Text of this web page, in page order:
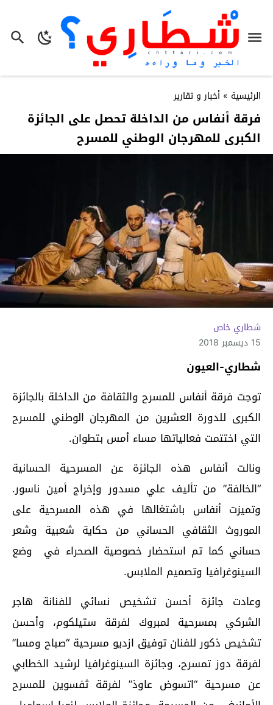
الرئيسية » أخبار و تقارير
فرقة أنفاس من الداخلة تحصل على الجائزة
الكبرى للمهرجان الوطني للمسرح
شطاري خاص
15 ديسمبر 2018
شطاري-العيون
توجت فرقة أنفاس للمسرح والثقافة من الداخلة بالجائزة
الكبرى للدورة العشرين من المهرجان الوطني للمسرح
التي اختتمت فعالياتها مساء أمس بتطوان.
ونالت أنفاس هذه الجائزة عن المسرحية الحسانية
“الخالفة” من تأليف علي مسدور وإخراج أمين ناسور.
وتميزت أنفاس باشتغالها في هذه المسرحية على
الموروث الثقافي الحساني من حكاية شعبية وشعر
حساني كما تم استحضار خصوصية الصحراء في وضع
السينوغرافيا وتصميم الملابس.
وعادت جائزة أحسن تشخيص نسائي للفنانة هاجر
الشركي بمسرحية لمبروك لفرقة ستيلكوم، وأحسن
تشخيص ذكور للفنان توفيق ازديو مسرحية “صباح ومسا”
لفرقة دوز تمسرح، وجائزة السينوغرافيا لرشيد الخطابي
عن مسرحية “اتسوض عاوذ” لفرقة ثفسوين للمسرح